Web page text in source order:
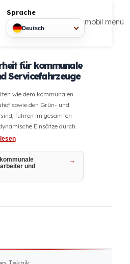
Sprache
Deutsch
mobil
für kommunale
Servicefahrzeuge
wie dem kommunalen
sowie den Grün- und
sind, führen im gesamten
dynamische Einsätze durch.
kommunale